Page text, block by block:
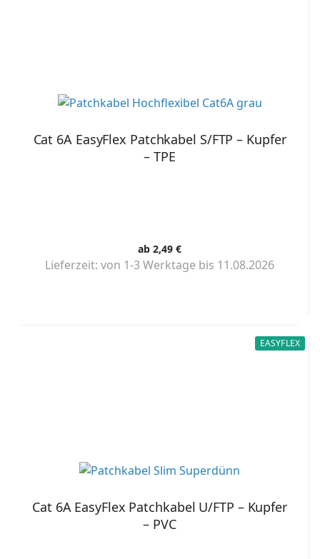
Cat 6A EasyFlex Patchkabel S/FTP – Kupfer
– TPE
ab 2,49 €
Lieferzeit: von 1-3 Werktage bis 11.08.2026
EASYFLEX
Cat 6A EasyFlex Patchkabel U/FTP – Kupfer
– PVC